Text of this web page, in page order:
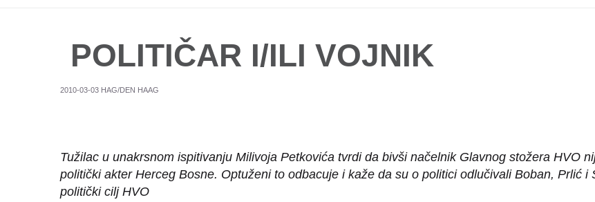
POLITIČAR I/ILI VOJNIK
2010-03-03 HAG/DEN HAAG
Tužilac u unakrsnom ispitivanju Milivoja Petkovića tvrdi da bivši načelnik Glavnog stožera HVO
politički akter Herceg Bosne. Optuženi to odbacuje i kaže da su o politici odlučivali Boban, Prlić
politički cilj HVO